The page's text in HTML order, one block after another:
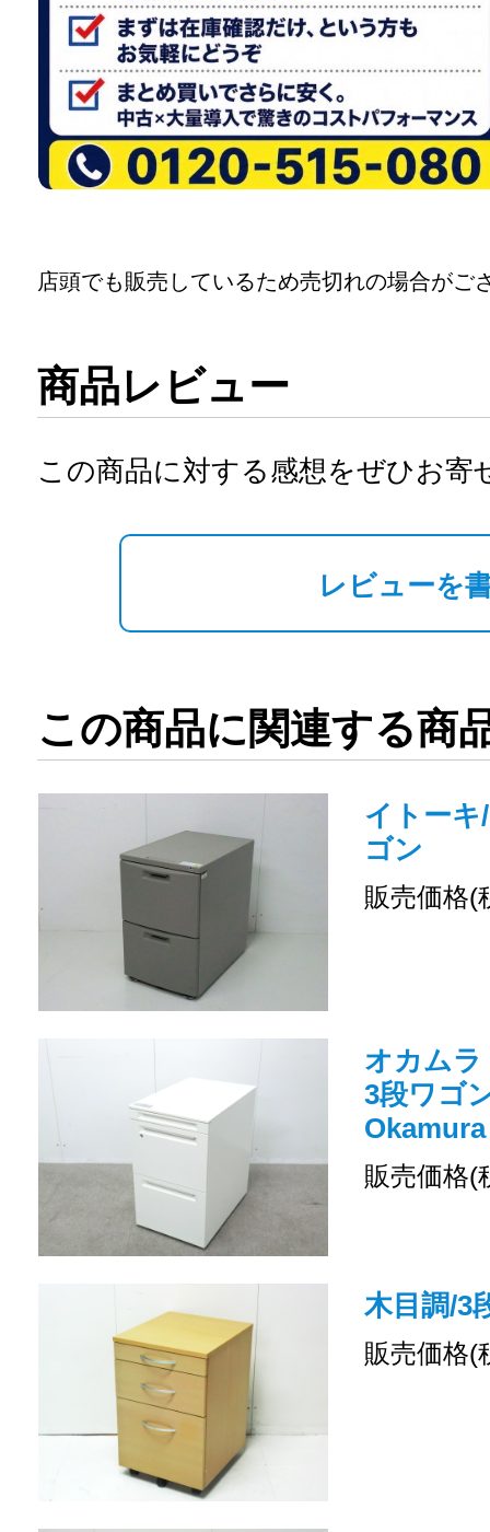
店頭でも販売しているため売切れの場合がご
商品レビュー
この商品に対する感想をぜひお寄
レビューを
この商品に関連する商
イトーキ
ゴン
販売価格(
オカム
3段ワゴ
Okamura
販売価格(
木目調/3
販売価格(